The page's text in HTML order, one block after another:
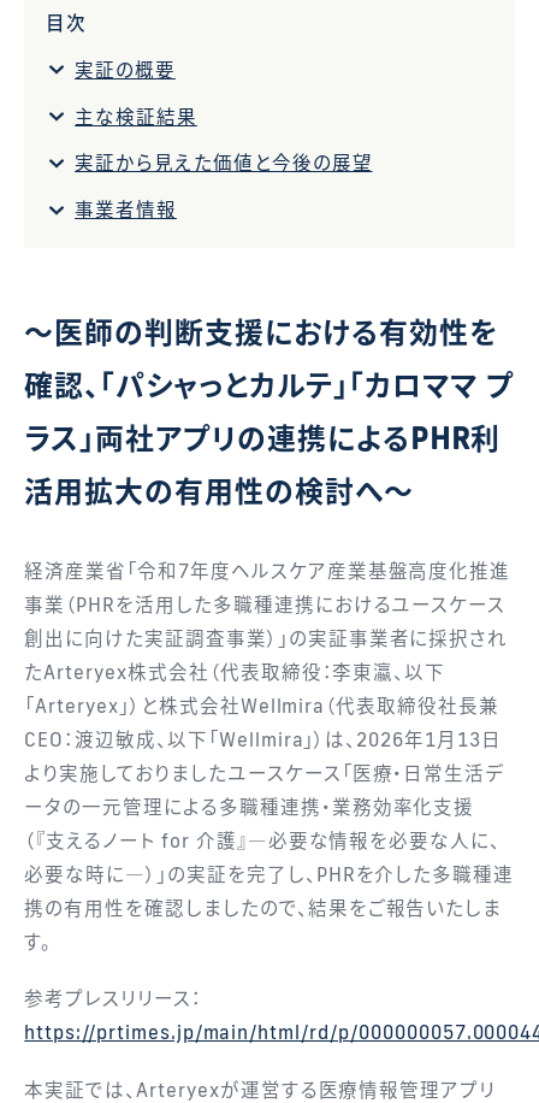
目次
実証の概要
主な検証結果
実証から見えた価値と今後の展望
事業者情報
～医師の判断支援における有効性を
確認、「パシャっとカルテ」「カロママ プ
ラス」両社アプリの連携によるPHR利
活用拡大の有用性の検討へ～
経済産業省「令和7年度ヘルスケア産業基盤高度化推進
事業（PHRを活用した多職種連携におけるユースケース
創出に向けた実証調査事業）」の実証事業者に採択され
たArteryex株式会社（代表取締役：李東瀛、以下
「Arteryex」）と株式会社Wellmira（代表取締役社長兼
CEO：渡辺敏成、以下「Wellmira」）は、2026年1月13日
より実施しておりましたユースケース「医療・日常生活デ
ータの一元管理による多職種連携・業務効率化支援
（『支えるノート for 介護』―必要な情報を必要な人に、
必要な時に―）」の実証を完了し、PHRを介した多職種連
携の有用性を確認しましたので、結果をご報告いたしま
す。
参考プレスリリース：
https://prtimes.jp/main/html/rd/p/
本実証では、Arteryexが運営する医療情報管理アプリ